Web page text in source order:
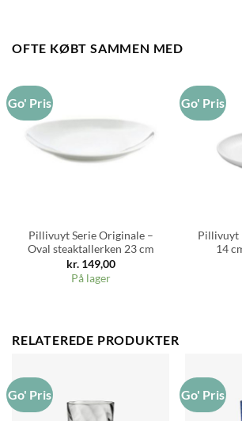
OFTE KØBT SAMMEN MED
Go' Pris
Pillivuyt Serie Originale –
Oval steaktallerken 23 cm
kr.149,00
På lager
Go' Pris
Pillivuyt
14
RELATEREDE PRODUKTER
Go' Pris Go' Pris